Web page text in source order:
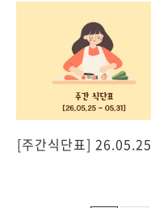
[주간식단표] 26.05.25 - 05.31